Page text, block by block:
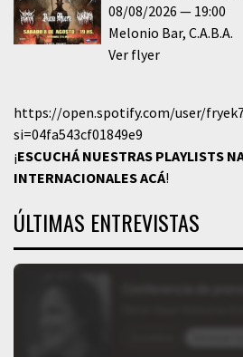
08/08/2026
19:00
Melonio Bar C.A.B.A.
Ver flyer
https://open.spotify.com/user/
si=04fa543cf01849e9
¡ESCUCHÁ NUESTRAS PLAYLISTS
INTERNACIONALESACÁ!
ÚLTIMAS ENTREVISTAS